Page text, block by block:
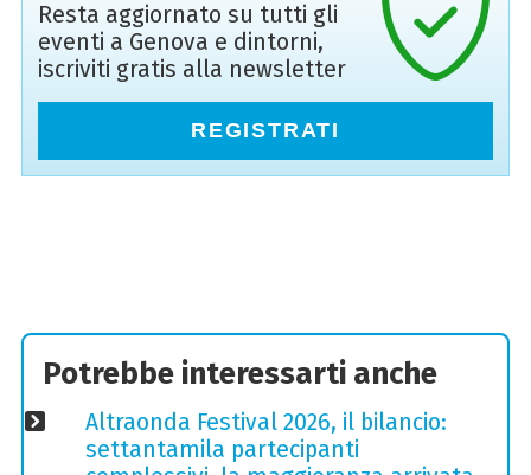
Resta aggiornato su tutti gli
eventi a Genova e dintorni,
iscriviti gratis alla newsletter
REGISTRATI
Potrebbe interessarti anche
Altraonda Festival 2026, il bilancio:
settantamila partecipanti